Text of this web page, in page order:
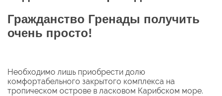
Гражданство Гренады получить
очень просто!
Необходимо лишь приобрести долю
комфортабельного закрытого комплекса на
тропическом острове в ласковом Карибском море.